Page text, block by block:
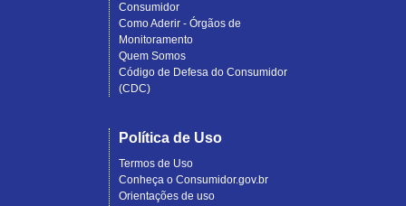
Consumidor
Como Aderir - Órgãos de
Monitoramento
Quem Somos
Código de Defesa do Consumidor
(CDC)
Política de Uso
Termos de Uso
Conheça o Consumidor.gov.br
Orientações de uso